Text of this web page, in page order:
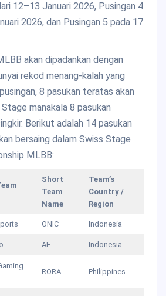
12–13 Januari 2026, Pusingan 4
2026, dan Pusingan 5 pada 17
akan dipadankan dengan
rekod menang-kalah yang
8 pasukan teratas akan
manakala 8 pasukan
Berikut adalah 14 pasukan
bersaing dalam Swiss Stage
MLBB:
Short
Team
Name
Team’s
Country /
Region
ONIC Indonesia
AE Indonesia
RORA Philippines